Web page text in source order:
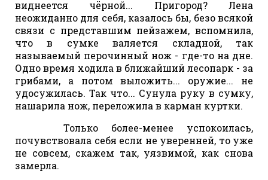
виднеется чёрной... Пригород? Лена
неожиданно для себя, казалось бы, безо всякой
связи с представшим пейзажем, вспомнила,
что в сумке валяется складной, так
называемый перочинный нож - где-то на дне.
Одно время ходила в ближайший лесопарк - за
грибами, а потом выложить... оружие... не
удосужилась. Так что... Сунула руку в сумку,
нашарила нож, переложила в карман куртки.
Только более-менее успокоилась,
почувствовала себя если не уверенней, то уже
не совсем, скажем так, уязвимой, как снова
замерла.